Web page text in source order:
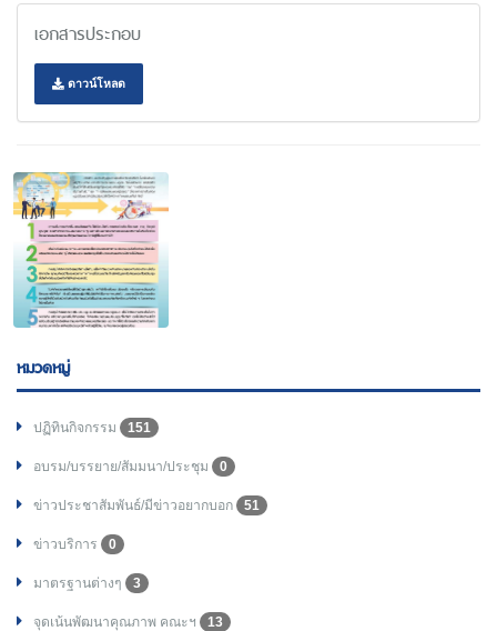
เอกสารประกอบ
ดาวน์โหลด
หมวดหมู่
ปฏิทินกิจกรรม 151
อบรม/บรรยาย/สัมมนา/ประชุม 0
ข่าวประชาสัมพันธ์/มีข่าวอยากบอก 51
ข่าวบริการ 0
มาตรฐานต่างๆ 3
จุดเน้นพัฒนาคุณภาพ คณะฯ 13